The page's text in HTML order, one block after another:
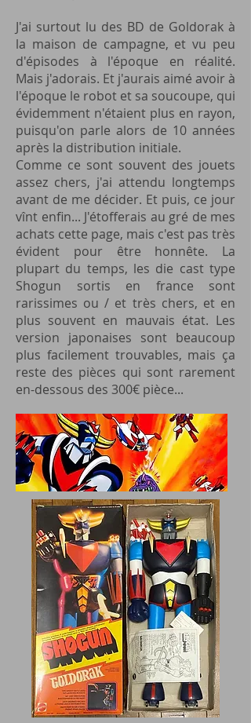
J'ai surtout lu des BD de Goldorak à
la maison de campagne, et vu peu
d'épisodes à l'époque en réalité.
Mais j'adorais. Et j'aurais aimé avoir à
l'époque le robot et sa soucoupe, qui
évidemment n'étaient plus en rayon,
puisqu'on parle alors de 10 années
après la distribution initiale.
Comme ce sont souvent des jouets
assez chers, j'ai attendu longtemps
avant de me décider. Et puis, ce jour
vînt enfin... J'étofferais au gré de mes
achats cette page, mais c'est pas très
évident pour être honnête. La
plupart du temps, les die cast type
Shogun sortis en france sont
rarissimes ou / et très chers, et en
plus souvent en mauvais état. Les
version japonaises sont beaucoup
plus facilement trouvables, mais ça
reste des pièces qui sont rarement
en-dessous des 300€ pièce...